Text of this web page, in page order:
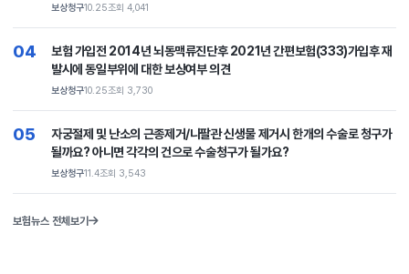
보상청구10.25조회 4,041
04
보험 가입전 2014년 뇌동맥류진단후 2021년 간편보험(333)가입후 재
발시에 동일부위에 대한 보상여부 의견
보상청구10.25조회 3,730
05
자궁절제 및 난소의 근종제거/나팔관 신생물 제거시 한개의 수술로 청구가
될까요? 아니면 각각의 건으로 수술청구가 될가요?
보상청구11.4조회 3,543
보험뉴스 전체보기